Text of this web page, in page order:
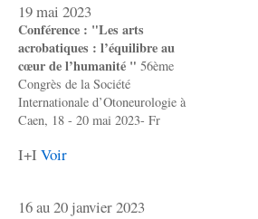
19 mai 2023
Conférence : "Les arts
acrobatiques : l’équilibre au
cœur de l’humanité " 56ème
Congrès de la Société
Internationale d’Otoneurologie à
Caen, 18 - 20 mai 2023- Fr
I+I Voir
16 au 20 janvier 2023